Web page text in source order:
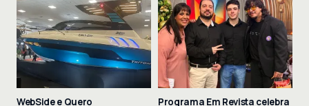
WebSide e Quero
Programa Em Revista celebra